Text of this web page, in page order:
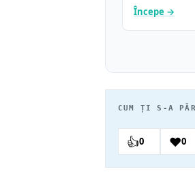
Începe →
CUM ȚI S-A
👍0 ❤️0